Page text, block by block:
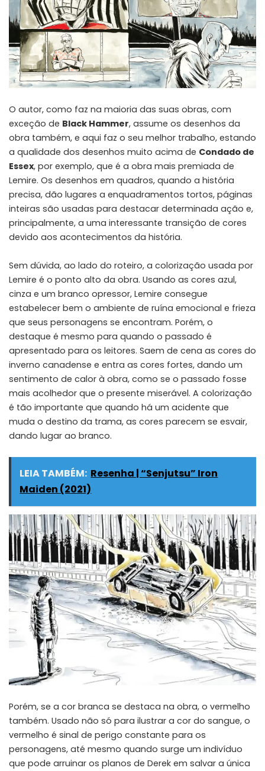
O autor, como faz na maioria das suas obras, com
exceção de Black Hammer, assume os desenhos da
obra também, e aqui faz o seu melhor trabalho, estando
a qualidade dos desenhos muito acima de Condado de
Essex, por exemplo, que é a obra mais premiada de
Lemire. Os desenhos em quadros, quando a história
precisa, dão lugares a enquadramentos tortos, páginas
inteiras são usadas para destacar determinada ação e,
principalmente, a uma interessante transição de cores
devido aos acontecimentos da história.
Sem dúvida, ao lado do roteiro, a colorização usada por
Lemire é o ponto alto da obra. Usando as cores azul,
cinza e um branco opressor, Lemire consegue
estabelecer bem o ambiente de ruína emocional e frieza
que seus personagens se encontram. Porém, o
destaque é mesmo para quando o passado é
apresentado para os leitores. Saem de cena as cores do
inverno canadense e entra as cores fortes, dando um
sentimento de calor à obra, como se o passado fosse
mais acolhedor que o presente miserável. A colorização
é tão importante que quando há um acidente que
muda o destino da trama, as cores parecem se esvair,
dando lugar ao branco.
LEIA TAMBÉM: Resenha | “Senjutsu” Iron
Maiden (2021)
Porém, se a cor branca se destaca na obra, o vermelho
também. Usado não só para ilustrar a cor do sangue, o
vermelho é sinal de perigo constante para os
personagens, até mesmo quando surge um indivíduo
que pode arruinar os planos de Derek em salvar a única